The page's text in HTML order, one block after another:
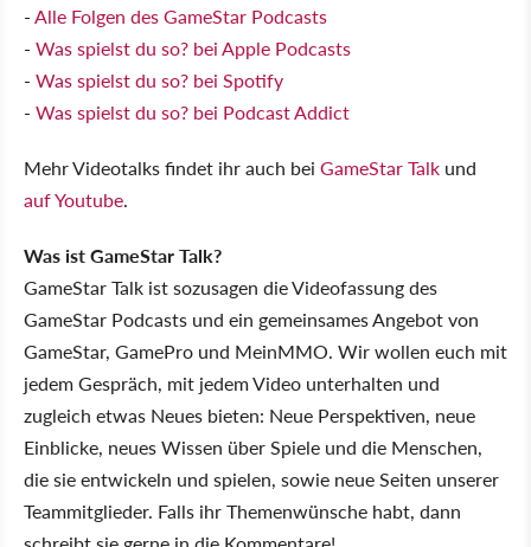
-Alle Folgen des GameStar Podcasts
- Was spielst du so? bei Apple Podcasts
- Was spielst du so? bei Spotify
- Was spielst du so? bei Podcast Addict
Mehr Videotalks findet ihr auch bei GameStar Talk und
auf Youtube.
Was ist GameStar Talk?
GameStar Talk ist sozusagen die Videofassung des
GameStar Podcasts und ein gemeinsames Angebot von
GameStar, GamePro und MeinMMO. Wir wollen euch mit
jedem Gespräch, mit jedem Video unterhalten und
zugleich etwas Neues bieten: Neue Perspektiven, neue
Einblicke, neues Wissen über Spiele und die Menschen,
die sie entwickeln und spielen, sowie neue Seiten unserer
Teammitglieder. Falls ihr Themenwünsche habt, dann